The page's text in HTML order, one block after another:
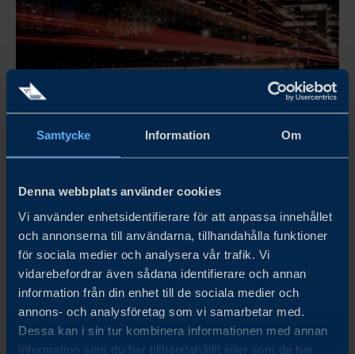
Samtycke Information Om
Denna webbplats använder cookies
Vi använder enhetsidentifierare för att anpassa innehållet
och annonserna till användarna, tillhandahålla funktioner
för sociala medier och analysera vår trafik. Vi
vidarebefordrar även sådana identifierare och annan
information från din enhet till de sociala medier och
annons- och analysföretag som vi samarbetar med.
Dessa kan i sin tur kombinera informationen med annan
information som du har tillhandahållit eller som de har
nov. 03 - nov. 04, 2026
LOGISTIK & TRANSPORT
Business Sweden är samarbetspartner till Svenska Mässan,
där Logistik & Transport arrangeras den 3–4 november
2026 i Göteborg. Business Sweden kommer att bidra med
omvärldsanalys med fokus på handel och export.